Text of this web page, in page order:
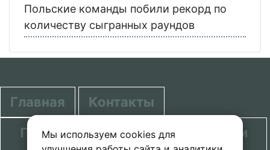
Мы используем cookies для
Польские команды побили рекорд по
количеству сыгранных раундов
Главная
Контакты
Политика в отношении обработки